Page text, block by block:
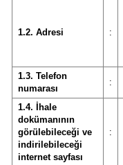
1.2. Adresi :
1.3. Telefon
numarası
:
1.4. İhale
dokümanının
görülebileceği ve
indirilebileceği
internet sayfası
: